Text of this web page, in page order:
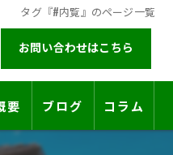
タグ『#内覧』のページ一覧
お問い合わせはこちら
要 ブログ コラム